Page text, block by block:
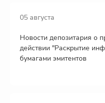
05 августа
Новости депозитария о
действии "Раскрытие
бумагами эмитентов